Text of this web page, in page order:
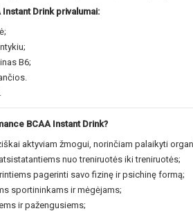
Drink privalumai:
B6;
BCAA Instant Drink?
aktyviam žmogui, norinčiam palaikyti
nuo treniruotės iki treniruotės;
pagerinti savo fizinę ir psichinę formą;
sportininkams ir mėgėjams;
ir pažengusiems;